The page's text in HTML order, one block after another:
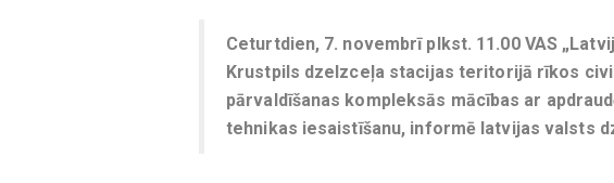
Ceturtdien, 7. novembrī plkst. 11.00 VAS
Krustpils dzelzceļa stacijas teritorijā rīkos
pārvaldīšanas kompleksās mācības ar
tehnikas iesaistīšanu, informē latvijas valsts